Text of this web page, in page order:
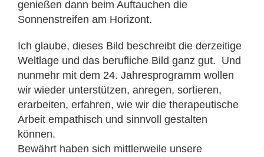
genießen dann beim Auftauchen die
Sonnenstreifen am Horizont.
Ich glaube, dieses Bild beschreibt die derzeitige
Weltlage und das berufliche Bild ganz gut. Und
nunmehr mit dem 24. Jahresprogramm wollen
wir wieder unterstützen, anregen, sortieren,
erarbeiten, erfahren, wie wir die therapeutische
Arbeit empathisch und sinnvoll gestalten
können.
Bewährt haben sich mittlerweile unsere